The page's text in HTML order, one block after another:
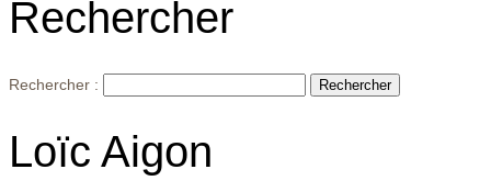
Rechercher
Rechercher :
Loïc Aigon